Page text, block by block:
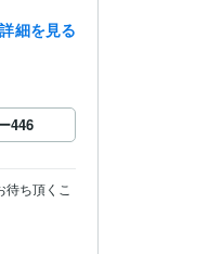
細を見る
446
ち頂くこ